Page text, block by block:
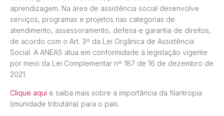
aprendizagem. Na área de assistência social desenvolve
serviços, programas e projetos nas categorias de
atendimento, assessoramento, defesa e garantia de direitos,
de acordo com o Art. 3º da Lei Orgânica de Assistência
Social. A ANEAS atua em conformidade à legislação vigente
por meio da Lei Complementar nº 187 de 16 de dezembro de
2021.
Clique aqui e saiba mais sobre a importância da filantropia
(imunidade tributária) para o país.